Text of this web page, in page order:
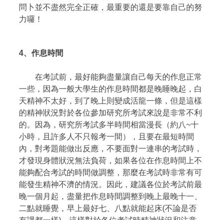
問卜並不盡然完全正確，最重要的還是要靠自己的努
力囉！
4、 作息時間
在考試前，最好能夠盡量讓自己每天的作息正常
一些，因為一般大學生的作息時間都是晚睡晚起，白
天精神不太好，到了晚上則變成活龍一條，但是這樣
的精神狀況對於各位參加研究所考試來說是非常不利
的。因為，研究所考試多半時間相當漫長（約八~十
小時，且許多人不只報考一間），且要在最短時間
內，對考題能做出反應，不要面對一連串的考試時，
才發現身體狀況無法負荷，如果各位在作息時間上不
能夠配合考試的時間做調整，那麼在考試時非常有可
能發生精神不濟的情況。因此，建議各位於考試前最
晚一個月起，盡量把作息時間調整到晚上最晚十一、
二點就睡覺，早上最好七、八點就能起床(不論是否